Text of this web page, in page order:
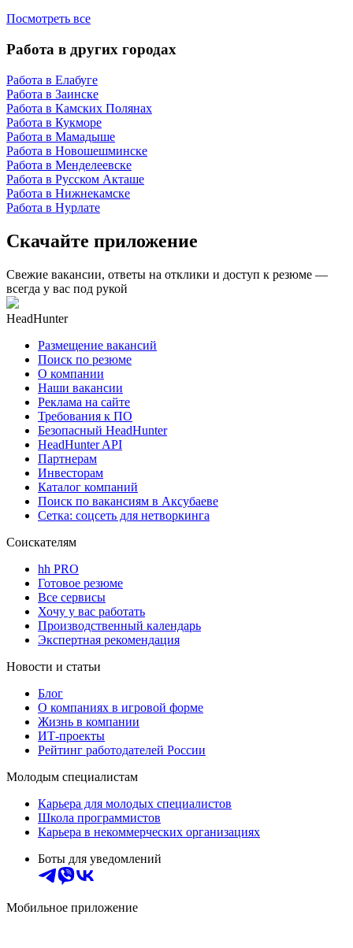
Посмотреть все
Работа в других городах
Работа в Елабуге
Работа в Заинске
Работа в Камских Полянах
Работа в Кукморе
Работа в Мамадыше
Работа в Новошешминске
Работа в Менделеевске
Работа в Русском Акташе
Работа в Нижнекамске
Работа в Нурлате
Скачайте приложение
Свежие вакансии, ответы на отклики и доступ к резюме —
всегда у вас под рукой
HeadHunter
Размещение вакансий
Поиск по резюме
О компании
Наши вакансии
Реклама на сайте
Требования к ПО
Безопасный HeadHunter
HeadHunter API
Партнерам
Инвесторам
Каталог компаний
Поиск по вакансиям в Аксубаеве
Сетка: соцсеть для нетворкинга
Соискателям
hh PRO
Готовое резюме
Все сервисы
Хочу у вас работать
Производственный календарь
Экспертная рекомендация
Новости и статьи
Блог
О компаниях в игровой форме
Жизнь в компании
ИТ-проекты
Рейтинг работодателей России
Молодым специалистам
Карьера для молодых специалистов
Школа программистов
Карьера в некоммерческих организациях
Боты для уведомлений
Мобильное приложение